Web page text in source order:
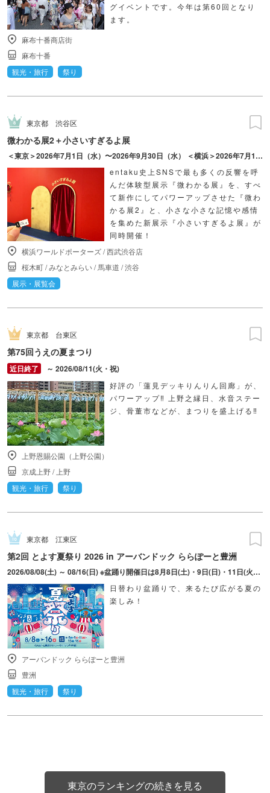
グイベントです。今年は第60回となり
ます。
麻布十番商店街
麻布十番
観光・旅行
祭り
東京都 渋谷区
微わかる展2＋小さいすぎるよ展
＜東京＞2026年7月1日（水）〜2026年9月30日（水） ＜横浜＞2026年7月17日（金）〜2026年10月18日（日）
entaku史上SNSで最も多くの反響を呼
んだ体験型展示『微わかる展』を、すべ
て新作にしてパワーアップさせた『微わ
かる展2』と、小さな小さな記憶や感情
を集めた新展示『小さいすぎるよ展』が
同時開催！
横浜ワールドポーターズ/西武渋谷店
桜木町/みなとみらい/馬車道 /渋谷
展示・展覧会
東京都 台東区
第75回うえの夏まつり
～ 2026/08/11(火・祝)
好評の「蓮見デッキりんりん回廊」が、
パワーアップ‼ 上野之縁日、水音ステー
ジ、骨董市などが、まつりを盛上げる‼
上野恩賜公園（上野公園）
京成上野/ 上野
観光・旅行
祭り
東京都 江東区
第2回 とよす夏祭り 2026 in アーバンドック ららぽーと豊洲
2026/08/08(土) ～ 08/16(日) ※盆踊り開催日は8月8日(土)・9日(日)・11日(火・祝)・15日(土)・16日(日)のみ。 ※縁日およびキッチンカーについては期間中の全日程営業予定。 ※開催コンテンツは日によって異なります。
日替わり盆踊りで、来るたび広がる夏の
楽しみ！
アーバンドック ららぽーと豊洲
豊洲
観光・旅行
祭り
東京のランキングの続きを見る